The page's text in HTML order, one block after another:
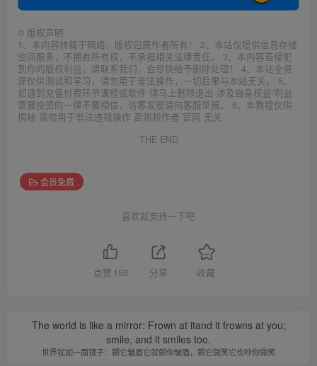
© 版权声明
1、本内容转载于网络，版权归原作者所有！ 2、本站仅提供信息存储
空间服务，不拥有所有权，不承担相关法律责任。 3、本内容若侵犯
到你的版权利益，请联系我们，会尽快给予删除处理！ 4、本站全资
源仅供测试和学习，请勿用于非法操作，一切后果与本站无关。 5、
如遇到充值付费环节课程或软件 请马上删除退出 涉及自身权益/利益
需要投资的一律不要相信，访客发现请向客服举报。 6、本教程仅供
揭秘 请勿用于非法违规操作 否则和作者 官网 无关
THE END
会员免费
喜欢就支持一下吧
点赞 158 分享 收藏
The world is like a mirror: Frown at itand it frowns at you;
smile, and it smiles too.
世界犹如一面镜子：朝它皱眉它就朝你皱眉，朝它微笑它也吵你微笑